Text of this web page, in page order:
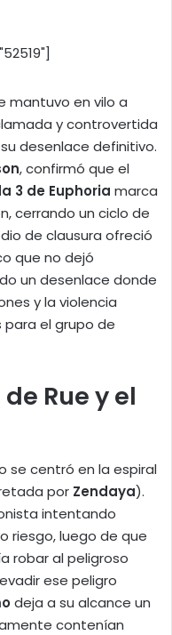
mantuvo en vilo a
y controvertida
desenlace definitivo.
, confirmó que el
3 de Euphoria marca
cerrando un ciclo de
de clausura ofreció
que no dejó
un desenlace donde
y la violencia
el grupo de
Rue y el
se centró en la espiral
por Zendaya).
intentando
riesgo, luego de que
robar al peligroso
ese peligro
deja a su alcance un
contenían